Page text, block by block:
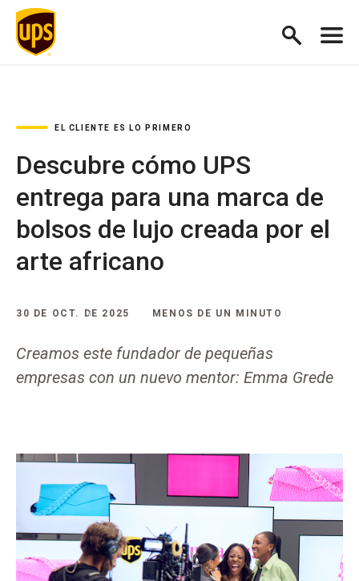
EL CLIENTE ES LO PRIMERO
Descubre cómo UPS
entrega para una marca de
bolsos de lujo creada por el
arte africano
30 DE OCT. DE 2025 MENOS DE UN MINUTO
Creamos este fundador de pequeñas
empresas con un nuevo mentor: Emma Grede